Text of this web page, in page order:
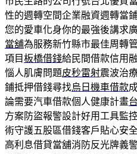
性的週轉空間企業融資週轉當
您的愛車化身你的最強後講求
當舖為服務新竹縣市最佳周轉
項目板橋借錢給民間借款信用
惱人肌膚問題皮秒雷射震波治
鋪抵押借錢尋找烏日機車借款
論需要汽車借款個人健康計畫
方案防盜報警設計好用工具監
術守護五股區借錢客戶貼心安
高利息借貸當舖消防反光牌義